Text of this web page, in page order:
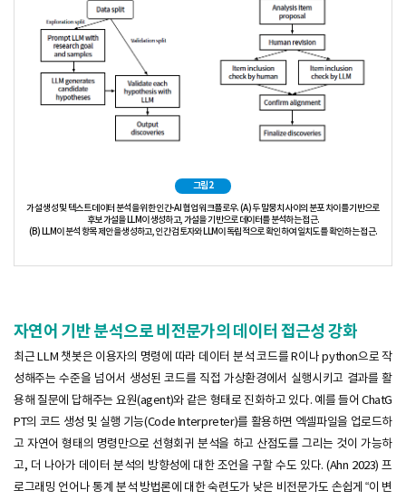
그림2
가설 생성 및 텍스트 데이터 분석을 위한 인간-AI 협업 워크플로우. (A) 두 말뭉치 사이의 분포 차이를 기반으로
후보 가설을 LLM이 생성하고, 가설을 기반으로 데이터를 분석하는 접근.
(B) LLM이 분석 항목 제안을 생성하고, 인간 검토자와 LLM이 독립적으로 확인하여 일치도를 확인하는 접근.
자연어 기반 분석으로 비전문가의 데이터 접근성 강화
최근 LLM 챗봇은 이용자의 명령에 따라 데이터 분석 코드를 R이나 python으로 작
성해주는 수준을 넘어서 생성된 코드를 직접 가상환경에서 실행시키고 결과를 활
용해 질문에 답해주는 요원(agent)와 같은 형태로 진화하고 있다. 예를 들어 ChatG
PT의 코드 생성 및 실행 기능(Code Interpreter)를 활용하면 엑셀파일을 업로드하
고 자연어 형태의 명령만으로 선형회귀 분석을 하고 산점도를 그리는 것이 가능하
고, 더 나아가 데이터 분석의 방향성에 대한 조언을 구할 수도 있다. (Ahn 2023) 프
로그래밍 언어나 통계 분석 방법론에 대한 숙련도가 낮은 비전문가도 손쉽게 “이 변